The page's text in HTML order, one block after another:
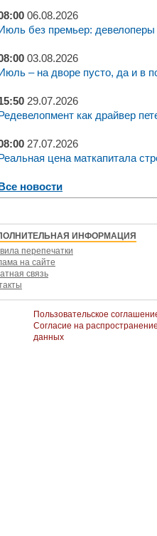
06.08.2026
без премьер: девелоперы
03.08.2026
– на дворе пусто, да и в
29.07.2026
как драйвер
27.07.2026
цена маткапитала
новости
ИНФОРМАЦИЯ
перепечатки
на сайте
связь
Пользовательское
Согласие на
данных